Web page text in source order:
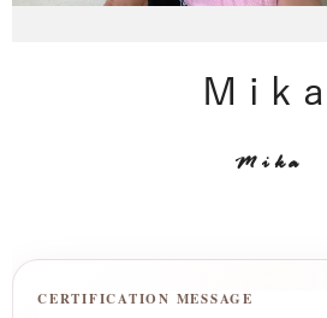
Mika
Mika
CERTIFICATION MESSAGE